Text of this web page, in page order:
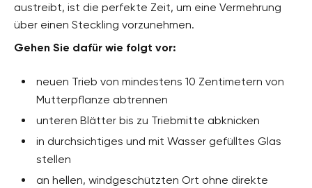
austreibt, ist die perfekte Zeit, um eine Vermehrung
über einen Steckling vorzunehmen.
Gehen Sie dafür wie folgt vor:
neuen Trieb von mindestens 10 Zentimetern von
Mutterpflanze abtrennen
unteren Blätter bis zu Triebmitte abknicken
in durchsichtiges und mit Wasser gefülltes Glas
stellen
an hellen, windgeschützten Ort ohne direkte